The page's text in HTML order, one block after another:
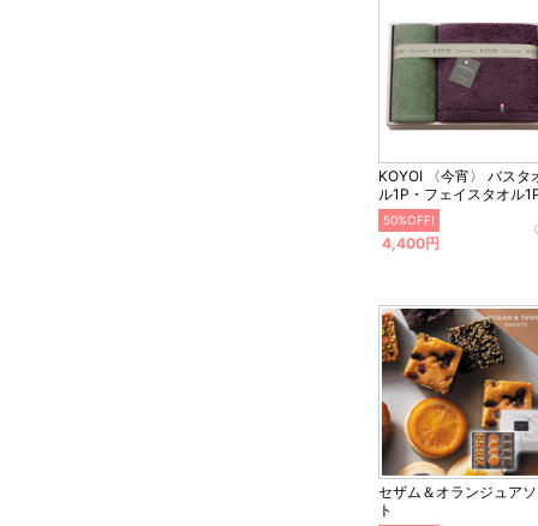
KOYOI 〈今宵〉 バスタ
ル1P・フェイスタオル
50%OFF!
4,400円
セザム＆オランジュア
ト